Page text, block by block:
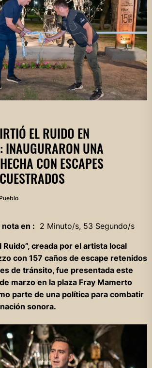
EL RUIDO EN
INAUGURARON UNA
CON ESCAPES
nota en : 2 Minuto/s, 53 Segundo/s
Ruido”, creada por el artista local
con 157 caños de escape retenidos
de tránsito, fue presentada este
marzo en la plaza Fray Mamerto
parte de una política para combatir
sonora.